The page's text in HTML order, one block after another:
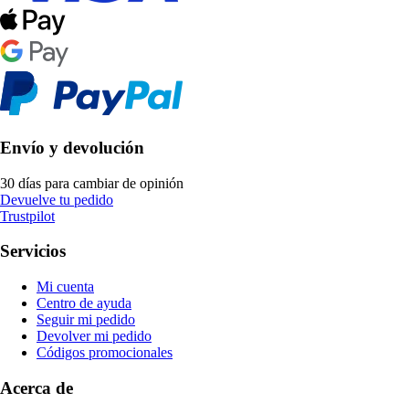
Envío y devolución
30 días para cambiar de opinión
Devuelve tu pedido
Trustpilot
Servicios
Mi cuenta
Centro de ayuda
Seguir mi pedido
Devolver mi pedido
Códigos promocionales
Acerca de